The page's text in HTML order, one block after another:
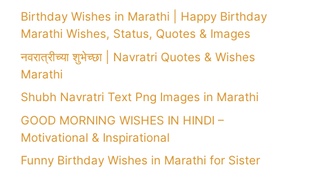
Birthday Wishes in Marathi | Happy Birthday
Marathi Wishes, Status, Quotes & Images
नवरात्रीच्या शुभेच्छा | Navratri Quotes & Wishes
Marathi
Shubh Navratri Text Png Images in Marathi
GOOD MORNING WISHES IN HINDI –
Motivational & Inspirational
Funny Birthday Wishes in Marathi for Sister